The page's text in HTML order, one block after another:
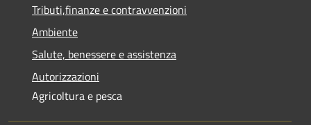
Tributi,finanze e contravvenzioni
Ambiente
Salute, benessere e assistenza
Autorizzazioni
Agricoltura e pesca